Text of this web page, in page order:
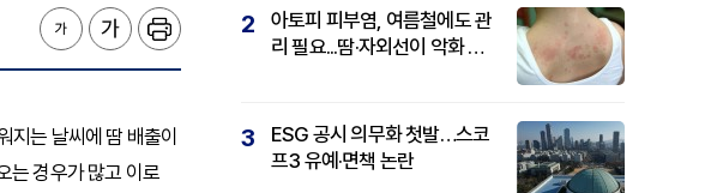
지는 날씨에 땀 배출이
는 경우가 많고 이로
2
아토피 피부염, 여름철에도 관
리 필요...땀·자외선이 악화 요
3
ESG 공시 의무화 첫발…스코
프3 유예·면책 논란